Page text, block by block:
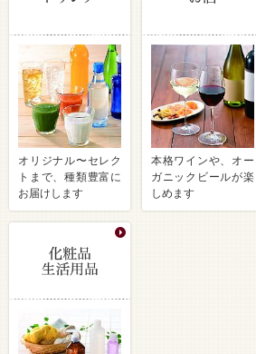
オリジナル〜セレク
トまで、種類豊富に
お届けします
本格ワインや、オー
ガニックビールが楽
しめます